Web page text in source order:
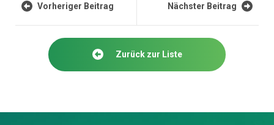
Vorheriger Beitrag Nächster Beitrag
Zurück zur Liste